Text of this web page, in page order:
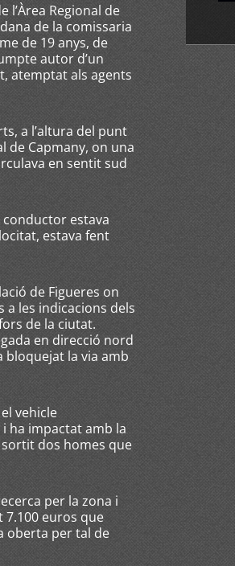
l’Àrea Regional de
de la comissaria
de 19 anys, de
autor d’un
atemptat als agents
a l’altura del punt
de Capmany, on una
en sentit sud
estava
estava fent
de Figueres on
a les indicacions dels
de la ciutat.
en direcció nord
bloquejat la via amb
vehicle
ha impactat amb la
dos homes que
per la zona i
euros que
oberta per tal de